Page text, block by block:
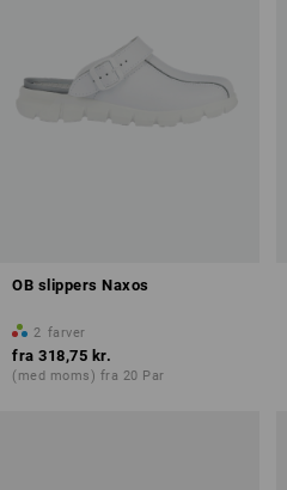
OB slippers Naxos
2 farver
fra 318,75 kr.
(med moms) fra 20 Par